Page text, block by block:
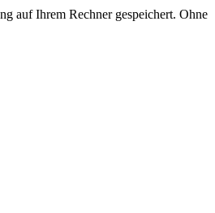
auf Ihrem Rechner gespeichert. Ohne